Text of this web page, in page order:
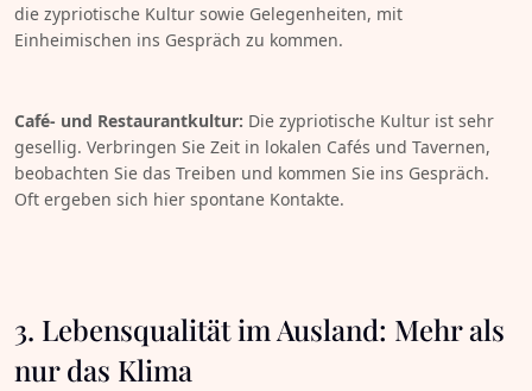
die zypriotische Kultur sowie Gelegenheiten, mit
Einheimischen ins Gespräch zu kommen.
Café- und Restaurantkultur: Die zypriotische Kultur ist sehr
gesellig. Verbringen Sie Zeit in lokalen Cafés und Tavernen,
beobachten Sie das Treiben und kommen Sie ins Gespräch.
Oft ergeben sich hier spontane Kontakte.
3. Lebensqualität im Ausland: Mehr als
nur das Klima